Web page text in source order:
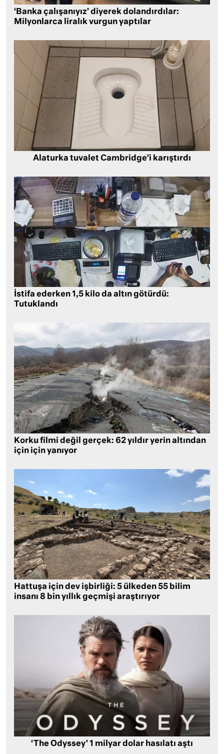
‘Banka çalışanıyız’ diyerek dolandırdılar:
Milyonlarca liralık vurgun yaptılar
Alaturka tuvalet Cambridge’i karıştırdı
İstifa ederken 1,5 kilo da altın götürdü:
Tutuklandı
Korku filmi değil gerçek: 62 yıldır yerin altından
için için yanıyor
Hattuşa için dev işbirliği: 5 ülkeden 55 bilim
insanı 8 bin yıllık geçmişi araştırıyor
‘The Odyssey’ 1 milyar dolar hasılatı aştı